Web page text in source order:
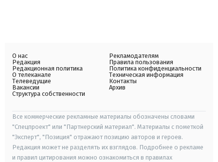
О нас
Редакция
Редакционная политика
О телеканале
Телеведущие
Вакансии
Структура собственности
Рекламодателям
Правила пользования
Политика конфиденциальности
Техническая информация
Контакты
Архив
Все коммерческие рекламные материалы обозначены словами
"Спецпроект" или "Партнерский материал". Материалы с пометкой
"Эксперт", "Позиция" отражают позицию авторов и героев.
Редакция может не разделять их взглядов. Подробнее о рекламе
и правил цитирования можно ознакомиться в правилах